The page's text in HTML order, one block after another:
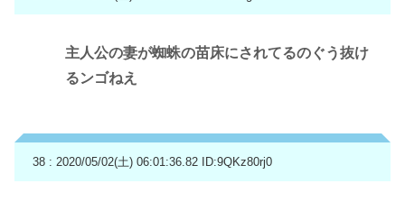
主人公の妻が蜘蛛の苗床にされてるのぐう抜け
るンゴねえ
38 : 2020/05/02(土) 06:01:36.82 ID:9QKz80rj0